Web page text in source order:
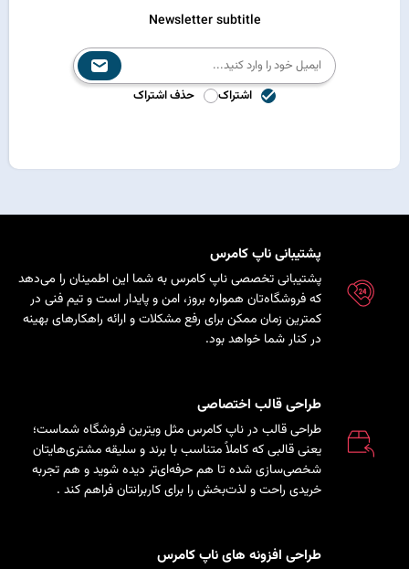
Newsletter subtitle
اشتراک حذف اشتراک
پشتیبانی ناپ کامرس
پشتیبانی تخصصی ناپ کامرس به شما این اطمینان را می‌دهد
که فروشگاه‌تان همواره بروز، امن و پایدار است و تیم فنی در
کمترین زمان ممکن برای رفع مشکلات و ارائه راهکارهای بهینه
در کنار شما خواهد بود.
طراحی قالب اختصاصی
طراحی قالب در ناپ کامرس مثل ویترین فروشگاه شماست؛
یعنی قالبی که کاملاً متناسب با برند و سلیقه مشتری‌هایتان
شخصی‌سازی شده تا هم حرفه‌ای‌تر دیده شوید و هم تجربه
خریدی راحت و لذت‌بخش را برای کاربرانتان فراهم کند .
طراحی افزونه های ناپ کامرس